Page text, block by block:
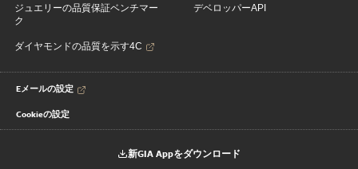
ジュエリーの品質保証ベンチマー
ク
ダイヤモンドの品質を示す4C
デベロッパーAPI
Eメールの設定
Cookieの設定
新GIA Appをダウンロード